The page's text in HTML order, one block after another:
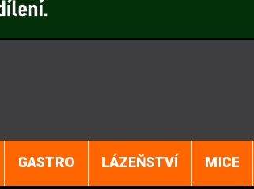
GASTRO LÁZEŇSTVÍ MICE